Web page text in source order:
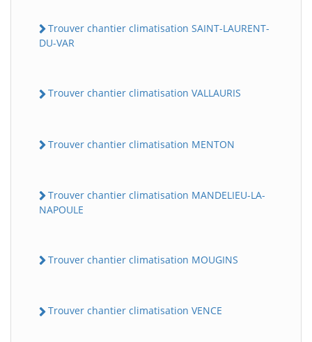
Trouver chantier climatisation SAINT-LAURENT-
DU-VAR
Trouver chantier climatisation VALLAURIS
Trouver chantier climatisation MENTON
Trouver chantier climatisation MANDELIEU-LA-
NAPOULE
Trouver chantier climatisation MOUGINS
Trouver chantier climatisation VENCE